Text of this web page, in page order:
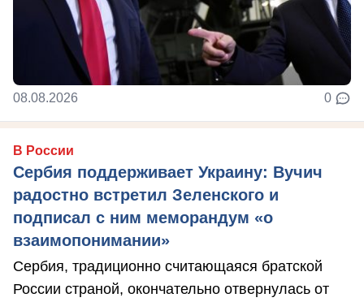
08.08.2026 0
В России
Сербия поддерживает Украину: Вучич
радостно встретил Зеленского и
подписал с ним меморандум «о
взаимопонимании»
Сербия, традиционно считающаяся братской
России страной, окончательно отвернулась от